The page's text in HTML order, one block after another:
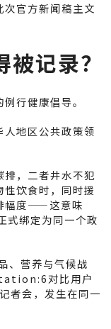
官方新闻稿主文
记录？
行健康倡导。
地区公共政策领
，二者井水不犯
饮食时，同时援
幅度——这意味
绑定为同一个政
、营养与气候战
对比用户
者会，发生在同一